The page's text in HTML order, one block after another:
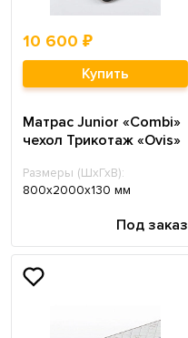
10 600 ₽
Купить
Матрас Junior «Combi»
чехол Трикотаж «Ovis»
Размеры (ШхГхВ):
800х2000х130 мм
Под заказ